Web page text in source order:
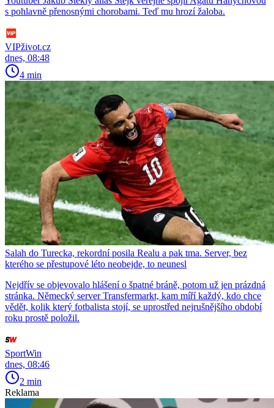
s pohlavně přenosnými chorobami. Teď mu hrozí žaloba.
VIPživot.cz
dnes, 08:48
4 min
Salah do Turecka, rekordní posila Realu a pak tma. Server, bez
kterého se přestupové léto neobejde, to neunesl
Nejdřív se objevovalo hlášení o špatné bráně, potom už jen prázdná
stránka. Německý server Transfermarkt, kam míří každý, kdo chce
vědět, kolik který fotbalista stojí, se uprostřed nejrušnějšího období
roku prostě položil.
SportWin
dnes, 08:46
2 min
Reklama